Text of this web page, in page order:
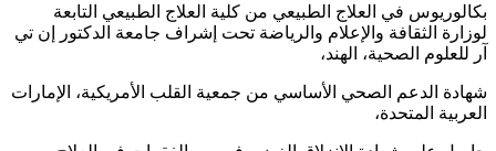
بكالوريوس في العلاج الطبيعي من كلية العلاج الطبيعي التابعة
لوزارة الثقافة والإعلام والرياضة تحت إشراف جامعة الدكتور إن تي
آر للعلوم الصحية، الهند،
شهادة الدعم الصحي الأساسي من جمعية القلب الأمريكية، الإمارات
العربية المتحدة،